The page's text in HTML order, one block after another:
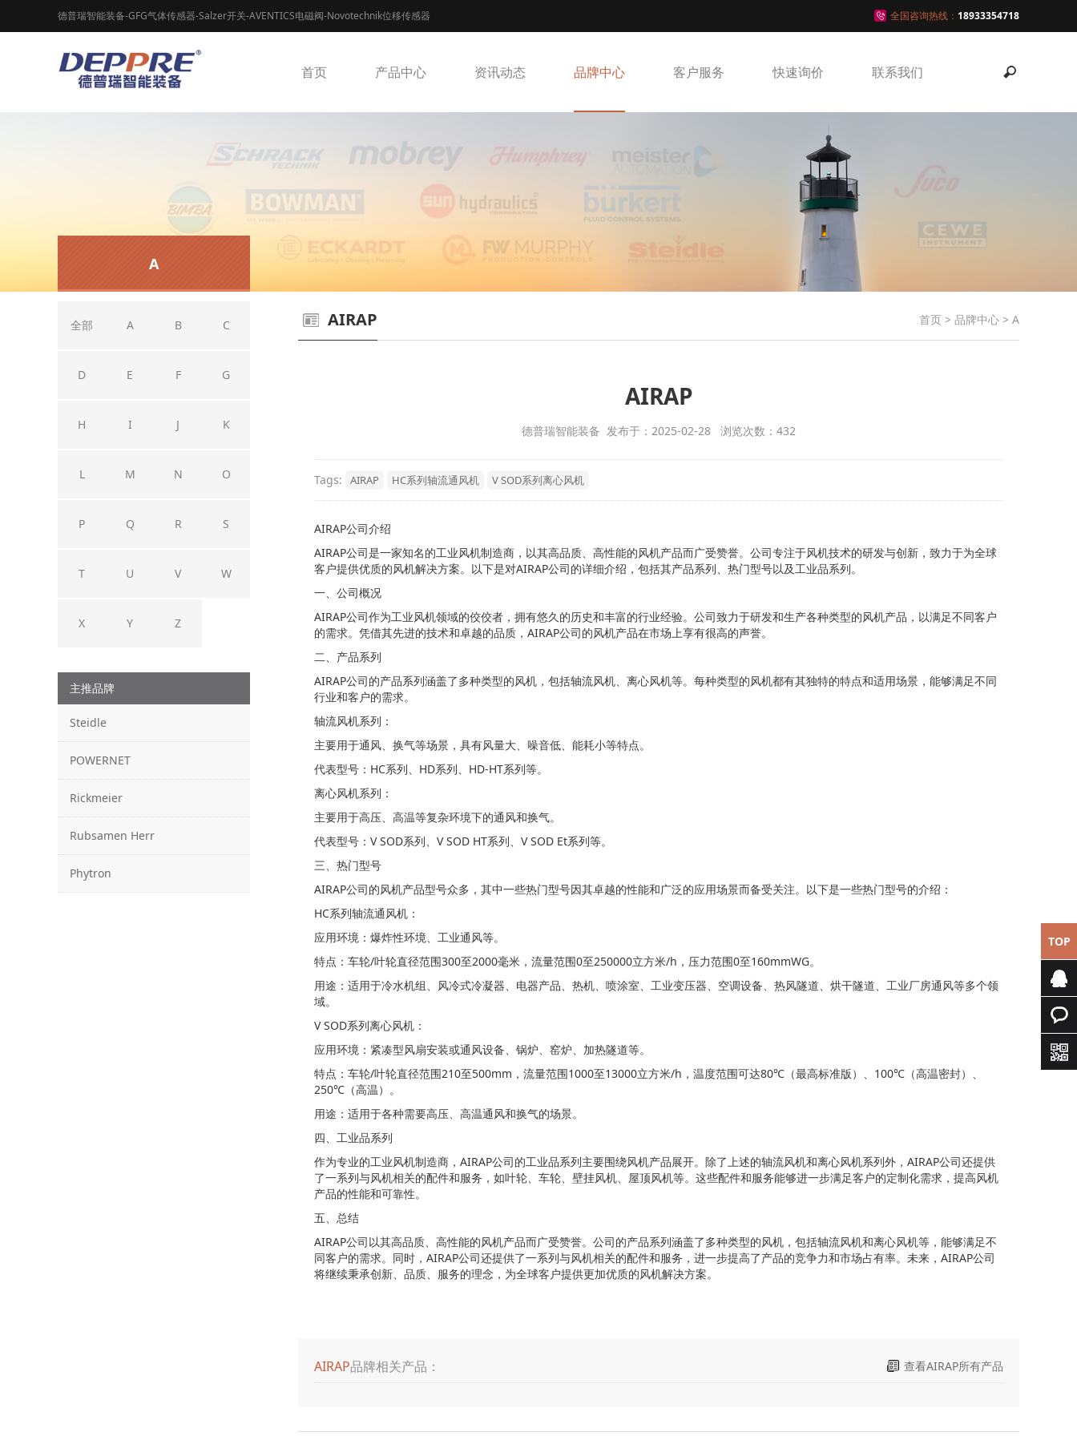
德普瑞智能装备-GFG气体传感器-Salzer开关-AVENTICS电磁阀-Novotechnik位移传感器 全国咨询热线： 18933354718
首页 产品中心 资讯动态 品牌中心 客户服务 快速询价 联系我们
A
全部 A B C
D E F G
H I J K
L M N O
P Q R S
T U V W
X Y Z
主推品牌
Steidle
POWERNET
Rickmeier
Rubsamen Herr
Phytron
AIRAP 首页 > 品牌中心 > A
AIRAP
德普瑞智能装备 发布于：2025-02-28 浏览次数：432
Tags: AIRAP HC系列轴流通风机 V SOD系列离心风机
AIRAP公司介绍
AIRAP公司是一家知名的工业风机制造商，以其高品质、高性能的风机产品而广受赞誉。公司专注于风机技术的研发与创新，致力于为全球
客户提供优质的风机解决方案。以下是对AIRAP公司的详细介绍，包括其产品系列、热门型号以及工业品系列。
一、公司概况
AIRAP公司作为工业风机领域的佼佼者，拥有悠久的历史和丰富的行业经验。公司致力于研发和生产各种类型的风机产品，以满足不同客户
的需求。凭借其先进的技术和卓越的品质，AIRAP公司的风机产品在市场上享有很高的声誉。
二、产品系列
AIRAP公司的产品系列涵盖了多种类型的风机，包括轴流风机、离心风机等。每种类型的风机都有其独特的特点和适用场景，能够满足不同
行业和客户的需求。
轴流风机系列：
主要用于通风、换气等场景，具有风量大、噪音低、能耗小等特点。
代表型号：HC系列、HD系列、HD-HT系列等。
离心风机系列：
主要用于高压、高温等复杂环境下的通风和换气。
代表型号：V SOD系列、V SOD HT系列、V SOD Et系列等。
三、热门型号
AIRAP公司的风机产品型号众多，其中一些热门型号因其卓越的性能和广泛的应用场景而备受关注。以下是一些热门型号的介绍：
HC系列轴流通风机：
应用环境：爆炸性环境、工业通风等。
特点：车轮/叶轮直径范围300至2000毫米，流量范围0至250000立方米/h，压力范围0至160mmWG。
用途：适用于冷水机组、风冷式冷凝器、电器产品、热机、喷涂室、工业变压器、空调设备、热风隧道、烘干隧道、工业厂房通风等多个领
域。
V SOD系列离心风机：
应用环境：紧凑型风扇安装或通风设备、锅炉、窑炉、加热隧道等。
特点：车轮/叶轮直径范围210至500mm，流量范围1000至13000立方米/h，温度范围可达80℃（最高标准版）、100℃（高温密封）、
250℃（高温）。
用途：适用于各种需要高压、高温通风和换气的场景。
四、工业品系列
作为专业的工业风机制造商，AIRAP公司的工业品系列主要围绕风机产品展开。除了上述的轴流风机和离心风机系列外，AIRAP公司还提供
了一系列与风机相关的配件和服务，如叶轮、车轮、壁挂风机、屋顶风机等。这些配件和服务能够进一步满足客户的定制化需求，提高风机
产品的性能和可靠性。
五、总结
AIRAP公司以其高品质、高性能的风机产品而广受赞誉。公司的产品系列涵盖了多种类型的风机，包括轴流风机和离心风机等，能够满足不
同客户的需求。同时，AIRAP公司还提供了一系列与风机相关的配件和服务，进一步提高了产品的竞争力和市场占有率。未来，AIRAP公司
将继续秉承创新、品质、服务的理念，为全球客户提供更加优质的风机解决方案。
AIRAP品牌相关产品： 查看AIRAP所有产品
TOP
专属客
服
快速询